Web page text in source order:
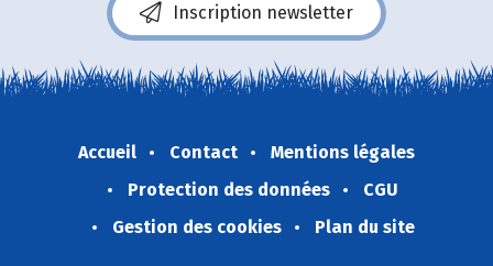
Inscription newsletter
Accueil Contact
Mentions légales
Protection des données
CGU
Gestion des cookies
Plan du site